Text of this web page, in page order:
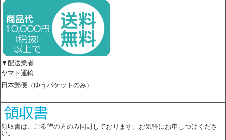
▼配送業者
ヤマト運輸
日本郵便（ゆうパケットのみ）
領収書は、ご希望の方のみ同封しております。お気軽にお申しつけくださ
い。